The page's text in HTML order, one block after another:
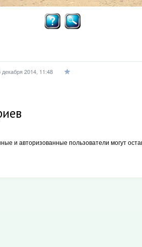
декабря 2014, 11:48
и авторизованные пользователи могут